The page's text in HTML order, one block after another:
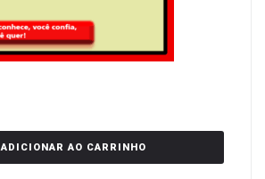
ADICIONAR AO CARRINHO